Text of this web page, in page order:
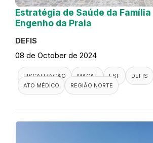
Estratégia de Saúde da Família
Engenho da Praia
DEFIS
08 de October de 2024
FISCALIZAÇÃO MACAÉ ESF
DEFIS
ATO MÉDICO
REGIÃO NORTE